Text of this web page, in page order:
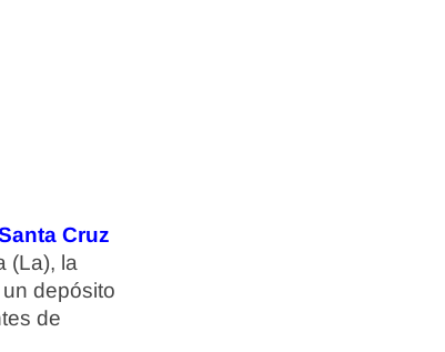
Cruz
(La), la
depósito
de